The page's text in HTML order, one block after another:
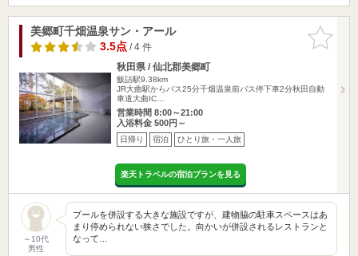
お気に入
りに追加
美郷町千畑温泉サン・アール
3.5点/ 4 件
秋田県 / 仙北郡美郷町
飯詰駅9.38km
JR大曲駅からバス25分千畑温泉前バス停下車2分秋田自動
車道大曲IC…
営業時間 8:00～21:00
入浴料金 500円～
日帰り 宿泊 ひとり旅・一人旅
楽天トラベルの宿泊プランを見る
～10代
男性
プールを併設する大きな施設ですが、建物脇の駐車スペースはあ
まり停められない狭さでした。向かいが併設されるレストランと
なって…